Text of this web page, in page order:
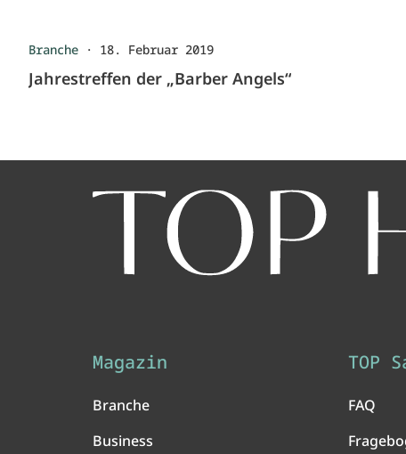
Branche · 18. Februar 2019
Jahrestreffen der „Barber Angels“
Magazin
Branche
Business
TOP
FAQ